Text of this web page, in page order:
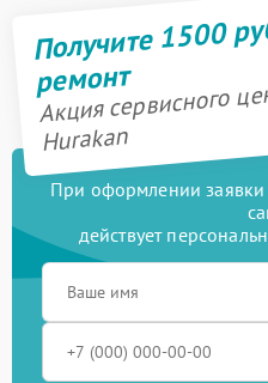
Получите 1500
ремонт
Акция сервисного
Hurakan
При оформлении заявки
действует